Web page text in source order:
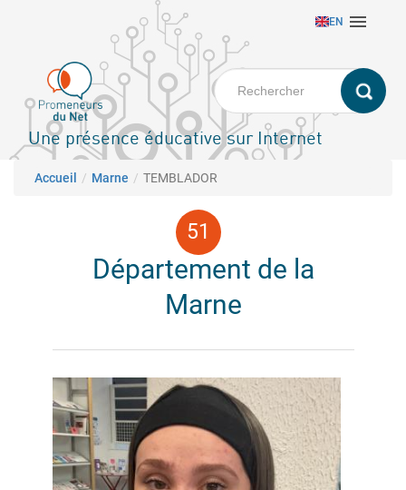
principal
EN 
Une présence éducative sur Internet
Fil d'Ariane
Accueil Marne TEMBLADOR
Département de la
Marne